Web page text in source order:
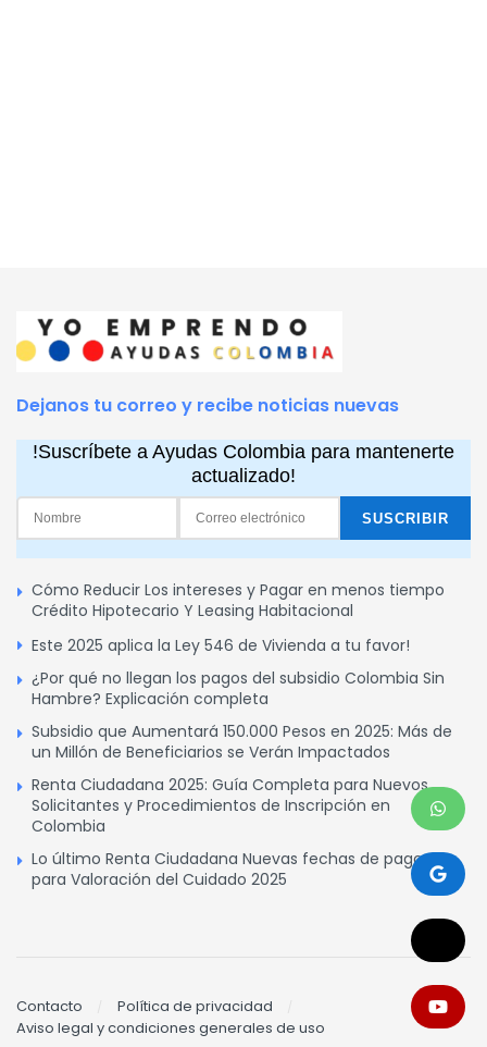
Dejanos tu correo y recibe noticias nuevas
!Suscríbete a Ayudas Colombia para mantenerte
actualizado!
Cómo Reducir Los intereses y Pagar en menos tiempo
Crédito Hipotecario Y Leasing Habitacional
Este 2025 aplica la Ley 546 de Vivienda a tu favor!
¿Por qué no llegan los pagos del subsidio Colombia Sin
Hambre? Explicación completa
Subsidio que Aumentará 150.000 Pesos en 2025: Más de
un Millón de Beneficiarios se Verán Impactados
Renta Ciudadana 2025: Guía Completa para Nuevos
Solicitantes y Procedimientos de Inscripción en
Colombia
Lo último Renta Ciudadana Nuevas fechas de pagos
para Valoración del Cuidado 2025
Contacto
Política de privacidad
Aviso legal y condiciones generales de uso